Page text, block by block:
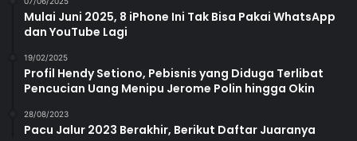
Mulai Juni 2025, 8 iPhone Ini Tak Bisa Pakai WhatsApp
dan YouTube Lagi
19/02/2025
Profil Hendy Setiono, Pebisnis yang Diduga Terlibat
Pencucian Uang Menipu Jerome Polin hingga Okin
28/08/2023
Pacu Jalur 2023 Berakhir, Berikut Daftar Juaranya